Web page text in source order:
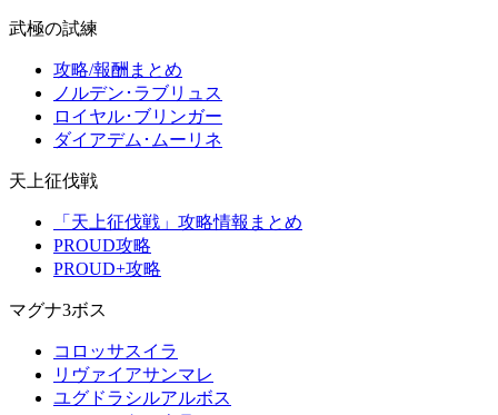
武極の試練
攻略/報酬まとめ
ノルデン･ラブリュス
ロイヤル･ブリンガー
ダイアデム･ムーリネ
天上征伐戦
「天上征伐戦」攻略情報まとめ
PROUD攻略
PROUD+攻略
マグナ3ボス
コロッサスイラ
リヴァイアサンマレ
ユグドラシルアルボス